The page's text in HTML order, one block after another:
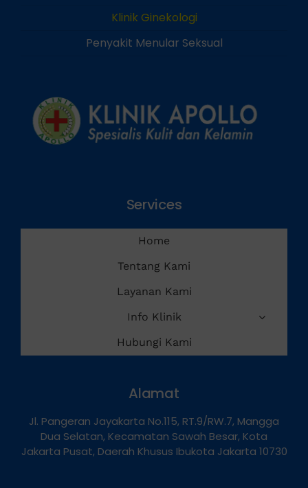
Klinik Ginekologi
Penyakit Menular Seksual
Services
Home
Tentang Kami
Layanan Kami
Info Klinik
Hubungi Kami
Alamat
Jl. Pangeran Jayakarta No.115, RT.9/RW.7, Mangga
Dua Selatan, Kecamatan Sawah Besar, Kota
Jakarta Pusat, Daerah Khusus Ibukota Jakarta 10730